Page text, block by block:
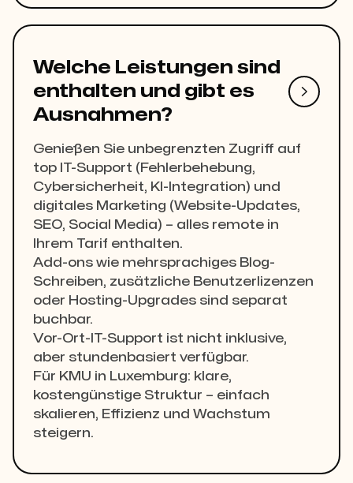
Welche Leistungen sind
enthalten und gibt es
Ausnahmen?

Genießen Sie unbegrenzten Zugriff auf
top IT-Support (Fehlerbehebung,
Cybersicherheit, KI-Integration) und
digitales Marketing (Website-Updates,
SEO, Social Media) – alles remote in
Ihrem Tarif enthalten.
Add-ons wie mehrsprachiges Blog-
Schreiben, zusätzliche Benutzerlizenzen
oder Hosting-Upgrades sind separat
buchbar.
Vor-Ort-IT-Support ist nicht inklusive,
aber stundenbasiert verfügbar.
Für KMU in Luxemburg: klare,
kostengünstige Struktur – einfach
skalieren, Effizienz und Wachstum
steigern.